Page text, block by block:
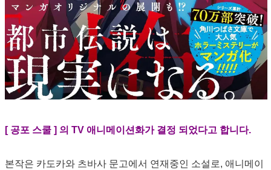
[ 공포 스쿨 ] 의 TV 애니메이션화가 결정 되었다고 합니다.
본작은 카도카와 츠바사 문고에서 연재중인 소설로, 애니메이